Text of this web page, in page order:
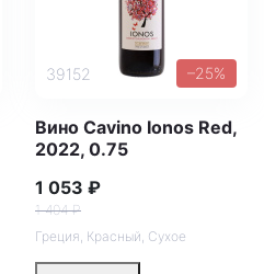
39152 –25%
Вино Cavino Ionos Red,
2022, 0.75
1 053 ₽
1 404 ₽
Греция, Красный, Сухое